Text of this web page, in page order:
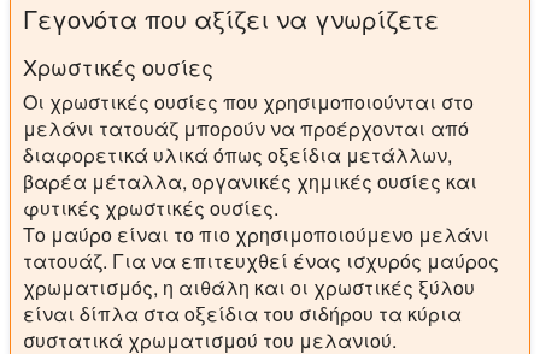
Γεγονότα που αξίζει να γνωρίζετε
Χρωστικές ουσίες
Οι χρωστικές ουσίες που χρησιμοποιούνται στο
μελάνι τατουάζ μπορούν να προέρχονται από
διαφορετικά υλικά όπως οξείδια μετάλλων,
βαρέα μέταλλα, οργανικές χημικές ουσίες και
φυτικές χρωστικές ουσίες.
Το μαύρο είναι το πιο χρησιμοποιούμενο μελάνι
τατουάζ. Για να επιτευχθεί ένας ισχυρός μαύρος
χρωματισμός, η αιθάλη και οι χρωστικές ξύλου
είναι δίπλα στα οξείδια του σιδήρου τα κύρια
συστατικά χρωματισμού του μελανιού.